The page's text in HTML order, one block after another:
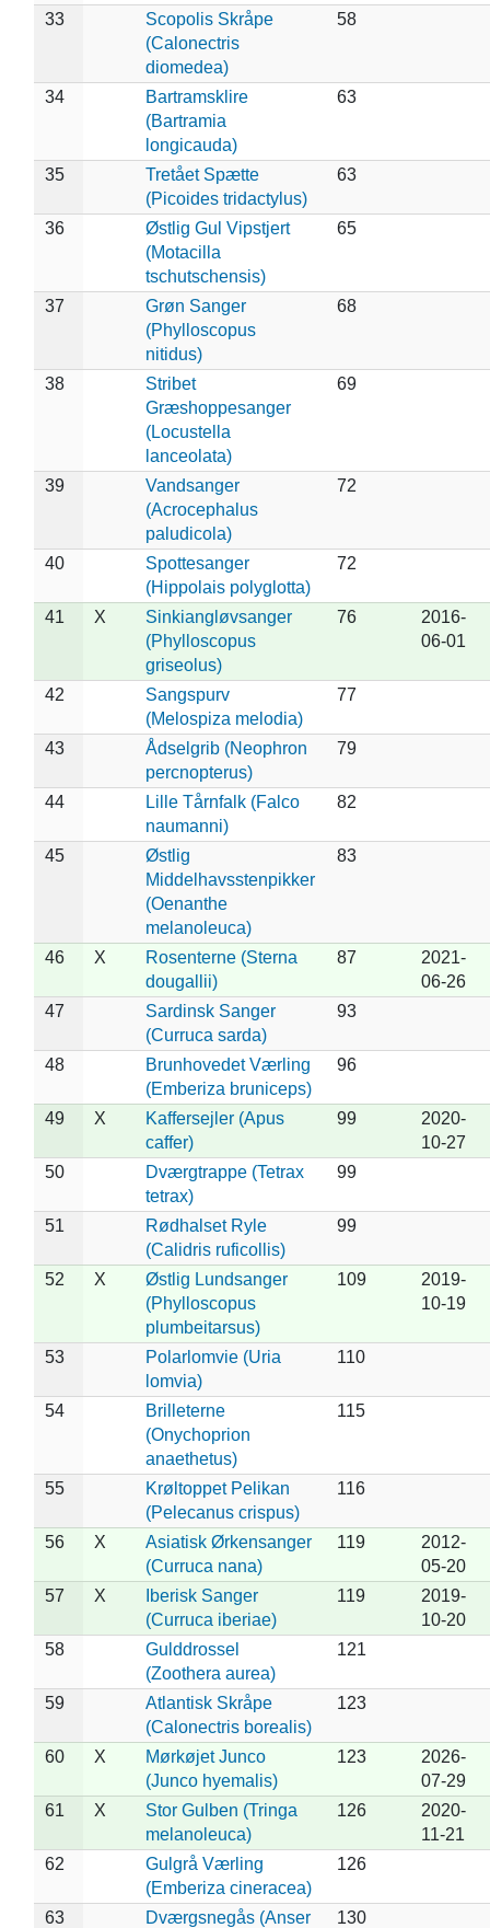
33
Scopolis Skråpe
(Calonectris
diomedea)
58
34
Bartramsklire
(Bartramia
longicauda)
63
35
Tretået Spætte
(Picoides tridactylus)
63
36
Østlig Gul Vipstjert
(Motacilla
tschutschensis)
65
37
Grøn Sanger
(Phylloscopus
nitidus)
68
38
Stribet
Græshoppesanger
(Locustella
lanceolata)
69
39
Vandsanger
(Acrocephalus
paludicola)
72
40
Spottesanger
(Hippolais polyglotta)
72
41 X
Sinkiangløvsanger
(Phylloscopus
griseolus)
76
2016-
06-01
42
Sangspurv
(Melospiza melodia)
77
43
Ådselgrib (Neophron
percnopterus)
79
44
Lille Tårnfalk (Falco
naumanni)
82
45
Østlig
Middelhavsstenpikker
(Oenanthe
melanoleuca)
83
46 X
Rosenterne (Sterna
dougallii)
87
2021-
06-26
47
Sardinsk Sanger
(Curruca sarda)
93
48
Brunhovedet Værling
(Emberiza bruniceps)
96
49 X
Kaffersejler (Apus
caffer)
99
2020-
10-27
50
Dværgtrappe (Tetrax
tetrax)
99
51
Rødhalset Ryle
(Calidris ruficollis)
99
52 X
Østlig Lundsanger
(Phylloscopus
plumbeitarsus)
109
2019-
10-19
53
Polarlomvie (Uria
lomvia)
110
54
Brilleterne
(Onychoprion
anaethetus)
115
55
Krøltoppet Pelikan
(Pelecanus crispus)
116
56 X
Asiatisk Ørkensanger
(Curruca nana)
119
2012-
05-20
57
X
Iberisk Sanger
(Curruca iberiae)
119
2019-
10-20
58
Gulddrossel
(Zoothera aurea)
121
59
Atlantisk Skråpe
(Calonectris borealis)
123
60 X
Mørkøjet Junco
(Junco hyemalis)
123
2026-
07-29
61
X
Stor Gulben (Tringa
melanoleuca)
126
2020-
11-21
62
Gulgrå Værling
(Emberiza cineracea)
126
63
Dværgsnegås (Anser
130